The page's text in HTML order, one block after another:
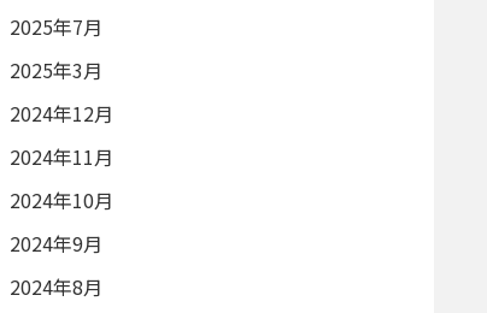
2025年7月
2025年3月
2024年12月
2024年11月
2024年10月
2024年9月
2024年8月